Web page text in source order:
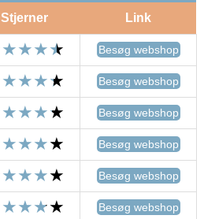
Stjerner Link
Besøg webshop
Besøg webshop
Besøg webshop
Besøg webshop
Besøg webshop
Besøg webshop